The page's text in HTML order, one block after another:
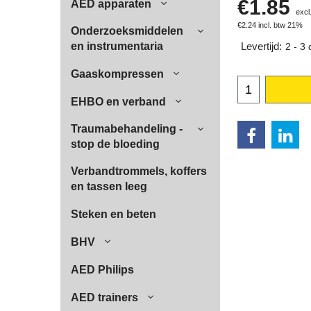
AED apparaten
Onderzoeksmiddelen
en instrumentaria
Gaaskompressen
EHBO en verband
Traumabehandeling -
stop de bloeding
Verbandtrommels, koffers
en tassen leeg
Steken en beten
BHV
AED Philips
AED trainers
€1.85
€2.24 incl. btw 21%
Levertijd: 2 - 3